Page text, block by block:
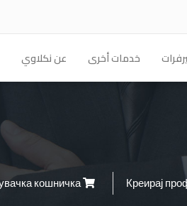
خدمات أخرى عن نكلاوي
Потрошувачка кошничка